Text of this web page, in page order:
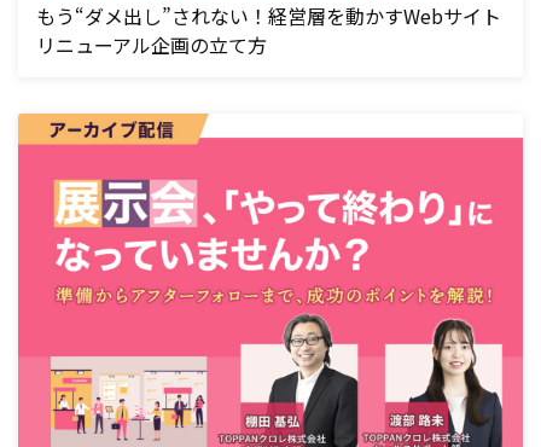
もう“ダメ出し”されない！経営層を動かすWebサイト
リニューアル企画の立て方